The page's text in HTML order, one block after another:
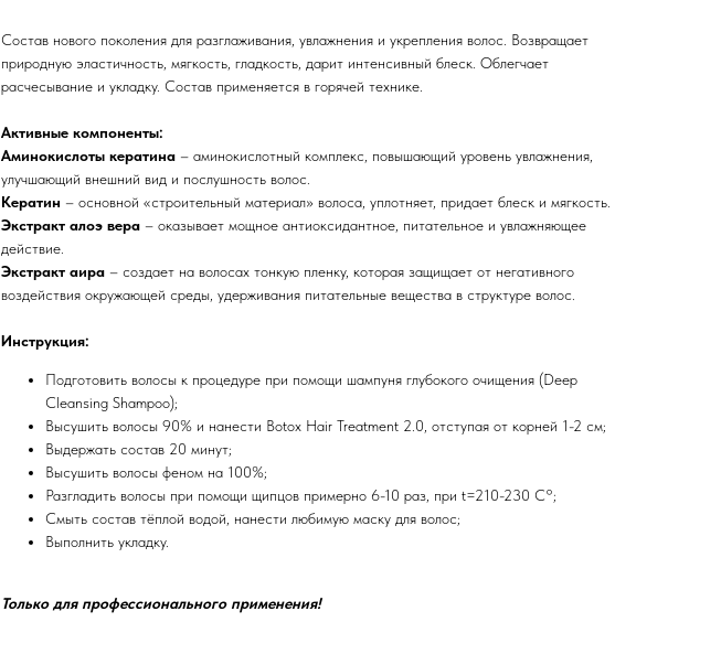
Состав нового поколения для разглаживания, увлажнения и укрепления волос. Возвращает
природную эластичность, мягкость, гладкость, дарит интенсивный блеск. Облегчает
расчесывание и укладку. Состав применяется в горячей технике.
Активные компоненты:
Аминокислоты кератина – аминокислотный комплекс, повышающий уровень увлажнения,
улучшающий внешний вид и послушность волос.
Кератин – основной «строительный материал» волоса, уплотняет, придает блеск и мягкость.
Экстракт алоэ вера – оказывает мощное антиоксидантное, питательное и увлажняющее
действие.
Экстракт аира – создает на волосах тонкую пленку, которая защищает от негативного
воздействия окружающей среды, удерживания питательные вещества в структуре волос.
Инструкция:
Подготовить волосы к процедуре при помощи шампуня глубокого очищения (Deep
Cleansing Shampoo);
Высушить волосы 90% и нанести Botox Hair Treatment 2.0, отступая от корней 1-2 см;
Выдержать состав 20 минут;
Высушить волосы феном на 100%;
Разгладить волосы при помощи щипцов примерно 6-10 раз, при t=210-230 C°;
Смыть состав тёплой водой, нанести любимую маску для волос;
Выполнить укладку.
Только для профессионального применения!